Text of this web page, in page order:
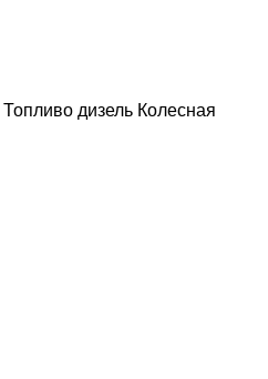
Топливо дизель Колесная